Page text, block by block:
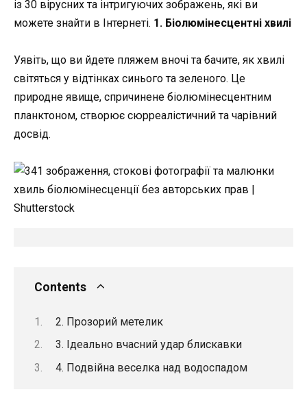
із 30 вірусних та інтригуючих зображень, які ви
можете знайти в Інтернеті. 1. Біолюмінесцентні хвилі
Уявіть, що ви йдете пляжем вночі та бачите, як хвилі
світяться у відтінках синього та зеленого. Це
природне явище, спричинене біолюмінесцентним
планктоном, створює сюрреалістичний та чарівний
досвід.
Contents
2. Прозорий метелик
3. Ідеально вчасний удар блискавки
4. Подвійна веселка над водоспадом